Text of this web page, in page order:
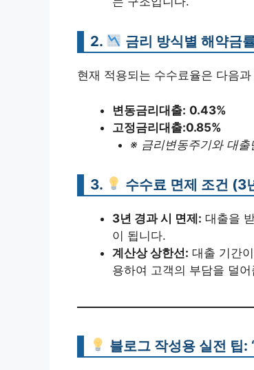
2. 금리 방식별 해약금
현재 적용되는 수수료율은 다음
변동금리대출: 0.43%
고정금리대출:0.85%
※ 금리변동주기와 대
3. 수수료 면제 조건 (3
3년 경과 시 면제: 대출을
이 됩니다.
계산상 상한선: 대출 기간
용하여 고객의 부담을 덜어
블로그 작성용 실전 팁: